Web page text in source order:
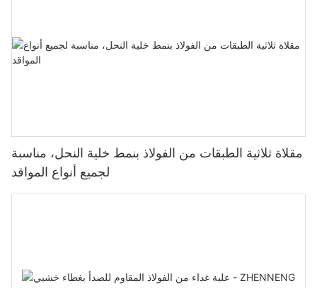
مقلاة ثلاثية الطبقات من الفولاذ بنمط خلية النحل، مناسبة
لجميع أنواع المواقد